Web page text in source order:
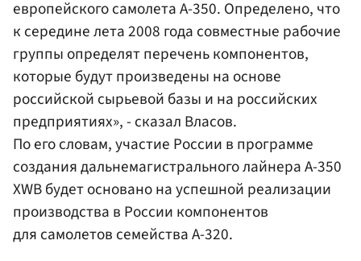
европейского самолета А-350. Определено, что
к середине лета 2008 года совместные рабочие
группы определят перечень компонентов,
которые будут произведены на основе
российской сырьевой базы и на российских
предприятиях», - сказал Власов.
По его словам, участие России в программе
создания дальнемагистрального лайнера А-350
XWB будет основано на успешной реализации
производства в России компонентов
для самолетов семейства А-320.